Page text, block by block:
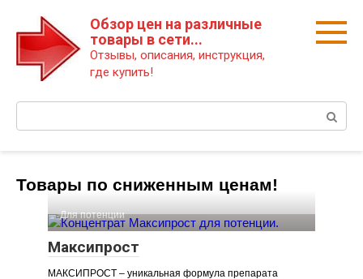
Обзор цен на различные
товары в сети...
Отзывы, описания, инструкция,
где купить!
Товары по сниженным ценам!
Для потенции
Максипрост
МАКСИПРОСТ – уникальная формула препарата